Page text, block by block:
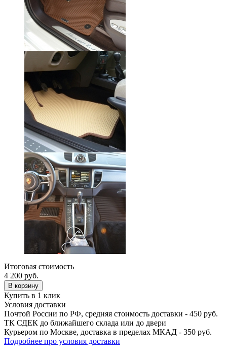
Итоговая стоимость
4 200 руб.
В корзину
Купить в 1 клик
Условия доставки
Почтой России по РФ, средняя стоимость доставки - 450 руб.
ТК СДЕК до ближайшего склада или до двери
Курьером по Москве, доставка в пределах МКАД - 350 руб.
Подробнее про условия доставки